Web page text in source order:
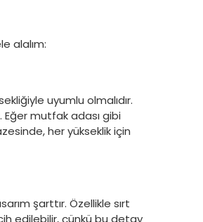
alalım:
uyumlu olmalıdır.
mutfak adası gibi
her yükseklik için
şarttır. Özellikle sırt
edilebilir, çünkü bu detay